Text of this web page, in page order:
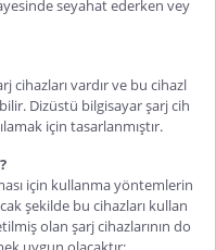
seyahat ederken vey
cihazları vardır ve bu cihazl
Dizüstü bilgisayar şarj cih
için tasarlanmıştır.
için kullanma yöntemlerin
şekilde bu cihazları kullan
olan şarj cihazlarının do